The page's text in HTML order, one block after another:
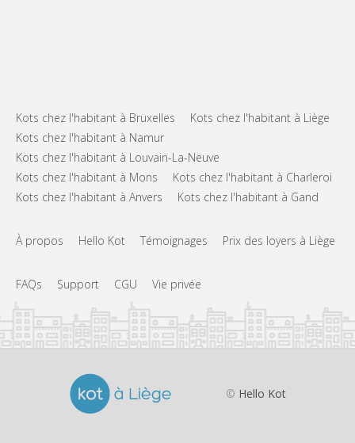
Kots chez l'habitant à Bruxelles
Kots chez l'habitant à Liège
Kots chez l'habitant à Namur
Kots chez l'habitant à Louvain-La-Neuve
Kots chez l'habitant à Mons
Kots chez l'habitant à Charleroi
Kots chez l'habitant à Anvers
Kots chez l'habitant à Gand
À propos Hello Kot Témoignages Prix des loyers à Liège
FAQs Support CGU Vie privée
© Hello Kot